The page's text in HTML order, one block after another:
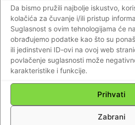
Da bismo pružili najbolje iskustvo,
kolačića za čuvanje i/ili pristup
Suglasnost s ovim tehnologijama će
obrađujemo podatke kao što su
ili jedinstveni ID-ovi na ovoj web
povlačenje suglasnosti može
karakteristike i funkcije.
Prihvati
Zabrani
Impressum Kontaktirajte nas
© Newspaper WordPress